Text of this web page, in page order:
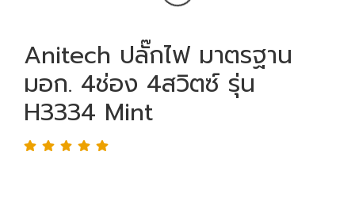
Anitech ปลั๊กไฟ มาตรฐาน
มอก. 4ช่อง 4สวิตซ์ รุ่น
H3334 Mint